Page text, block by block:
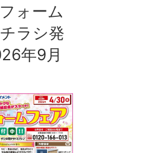
ォーム
ラシ発
年9月